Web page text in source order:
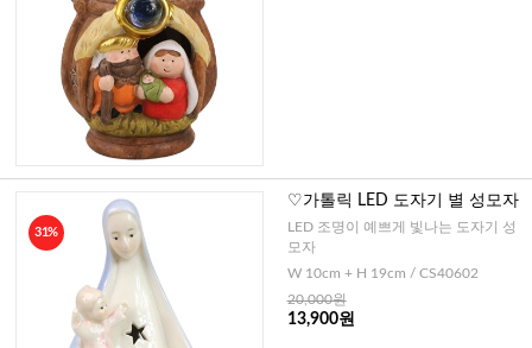
31%
♡가톨릭 LED 도자기 별 성모자
LED 조명이 예쁘게 빛나는 도자기 성
모자
W 10cm + H 19cm / CS40602
20,000원
13,900원